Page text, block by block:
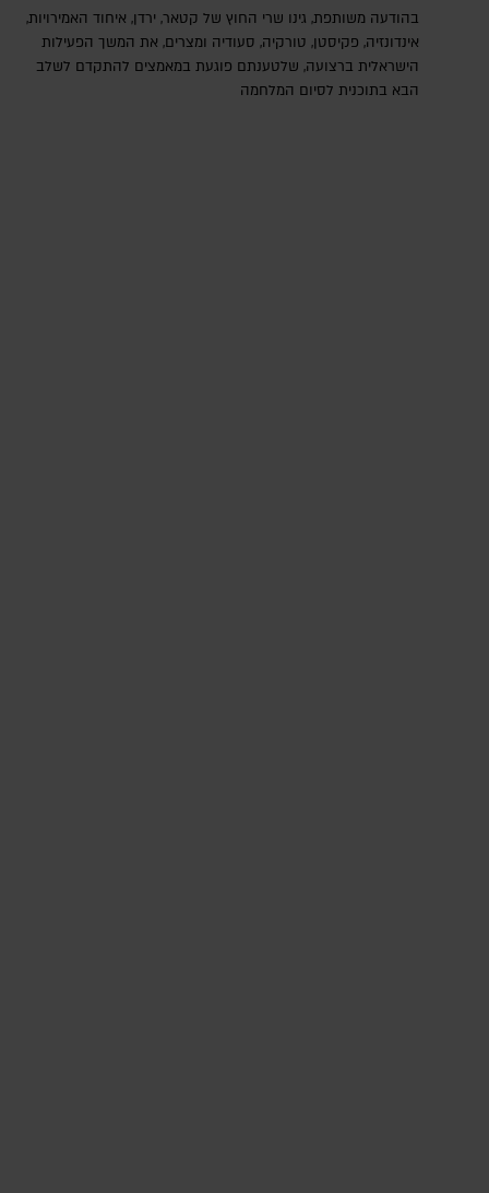
בהודעה משותפת, גינו שרי החוץ של קטאר, ירדן, איחוד האמירויות,
אינדונזיה, פקיסטן, טורקיה, סעודיה ומצרים, את המשך הפעילות
הישראלית ברצועה, שלטענתם פוגעת במאמצים להתקדם לשלב
הבא בתוכנית לסיום המלחמה